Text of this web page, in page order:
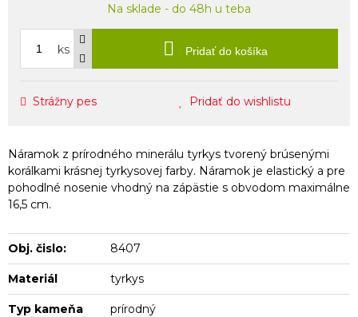
Na sklade - do 48h u teba
ks Pridať do košíka
Strážny pes Pridať do wishlistu
Náramok z prírodného minerálu tyrkys tvorený brúsenými
korálkami krásnej tyrkysovej farby. Náramok je elastický a pre
pohodlné nosenie vhodný na zápästie s obvodom maximálne
16,5 cm.
Obj. čislo: 8407
Materiál tyrkys
Typ kameňa prírodný